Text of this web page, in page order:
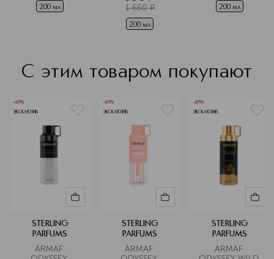
200 мл 1 650 ¤
200 мл
200 мл
С этим товаром покупают
-40%
ЭКСКЛЮЗИВ
STERLING
PARFUMS
ARMAF
-40%
ЭКСКЛЮЗИВ
STERLING
PARFUMS
ARMAF
-40%
ЭКСКЛЮЗИВ
STERLING
PARFUMS
ARMAF